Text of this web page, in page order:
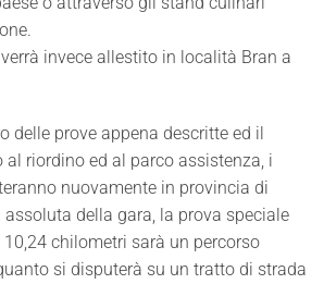
invece allestito in località Bran a
delle prove appena descritte ed il
al riordino ed al parco assistenza, i
nuovamente in provincia di
della gara, la prova speciale
10,24 chilometri sarà un percorso
si disputerà su un tratto di strada